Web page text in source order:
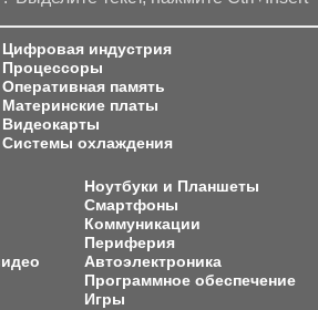
Цифровая индустрия
Процессоры
Оперативная память
Материнские платы
Видеокарты
Системы охлаждения
Ноутбуки и Планшеты
Смартфоны
Коммуникации
Периферия
Автоэлектроника
Программное обеспечение
Игры